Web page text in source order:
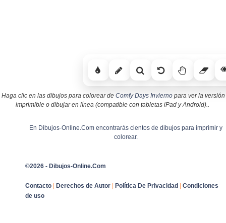
Haga clic en las dibujos para colorear de Comfy Days Inviernopara ver la versión
imprimible o dibujar en línea (compatible con tabletas iPad y Android)..
En Dibujos-Online.Com encontrarás cientos de dibujos para imprimir y
colorear.
©2026 - Dibujos-Online.Com
Contacto | Derechos de Autor | Política De Privacidad | Condiciones
de uso